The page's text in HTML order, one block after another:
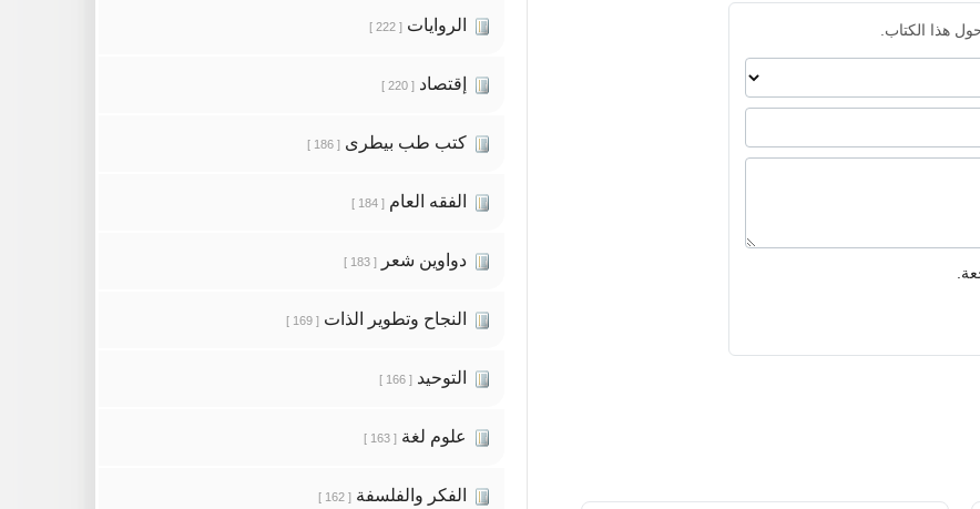
هذا الكتاب. الروايات [ 222 ]
إقتصاد [ 220 ]
كتب طب بيطرى [ 186 ]
الفقه العام [ 184 ]
دواوين شعر [ 183 ]
النجاح وتطوير الذات [ 169 ]
التوحيد [ 166 ]
علوم لغة [ 163 ]
الفكر والفلسفة [ 162 ]